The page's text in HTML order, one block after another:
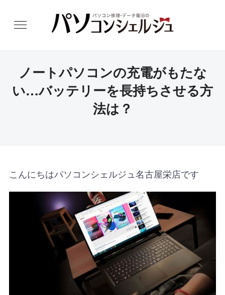
ノートパソコンの充電がもたな
い…バッテリーを長持ちさせる方
法は？
こんにちはパソコンシェルジュ名古屋栄店です